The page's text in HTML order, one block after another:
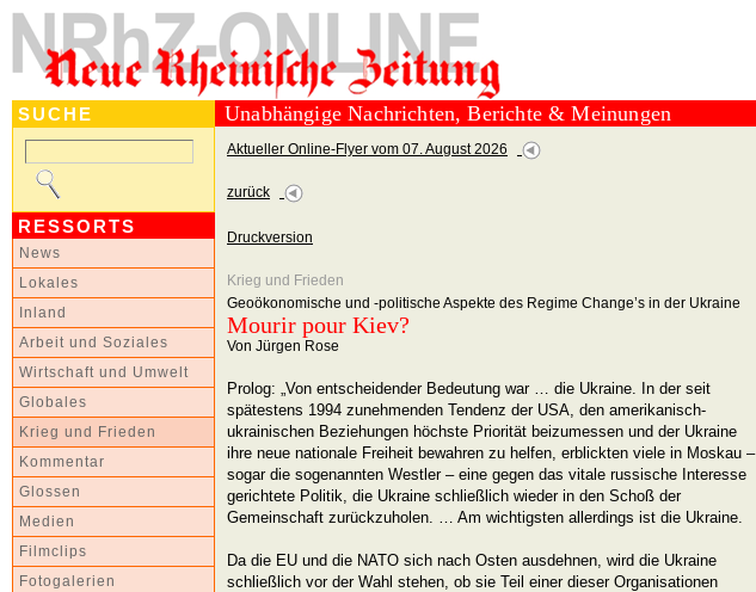
SUCHE
RESSORTS
News
Lokales
Inland
Arbeit und Soziales
Wirtschaft und Umwelt
Globales
Krieg und Frieden
Kommentar
Glossen
Medien
Filmclips
Fotogalerien
Unabhängige Nachrichten, Berichte & Meinungen
Aktueller Online-Flyer vom 07. August 2026
zurück
Druckversion
Krieg und Frieden
Geoökonomische und -politische Aspekte des Regime Change’s in der Ukraine
Mourir pour Kiev?
Von Jürgen Rose
Prolog: „Von entscheidender Bedeutung war … die Ukraine. In der seit
spätestens 1994 zunehmenden Tendenz der USA, den amerikanisch-
ukrainischen Beziehungen höchste Priorität beizumessen und der Ukraine
ihre neue nationale Freiheit bewahren zu helfen, erblickten viele in Moskau –
sogar die sogenannten Westler – eine gegen das vitale russische Interesse
gerichtete Politik, die Ukraine schließlich wieder in den Schoß der
Gemeinschaft zurückzuholen. … Am wichtigsten allerdings ist die Ukraine.
Da die EU und die NATO sich nach Osten ausdehnen, wird die Ukraine
schließlich vor der Wahl stehen, ob sie Teil einer dieser Organisationen